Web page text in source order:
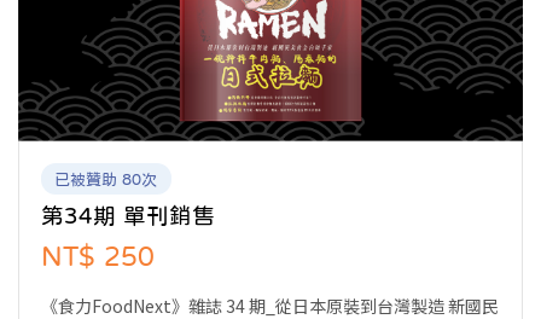
已被贊助 80次
第34期 單刊銷售
NT$ 250
《食力FoodNext》雜誌 34 期_從日本原裝到台灣製造 新國民